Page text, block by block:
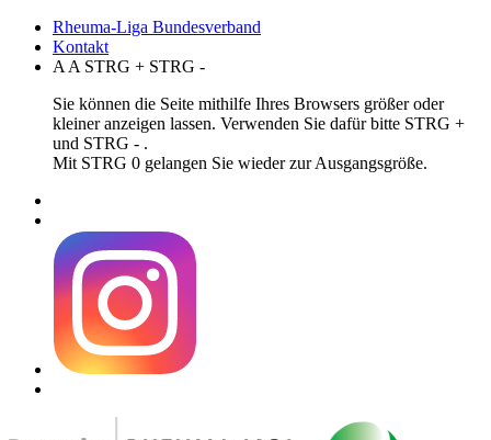
Rheuma-Liga Bundesverband
Kontakt
A A STRG + STRG -
Sie können die Seite mithilfe Ihres Browsers größer oder
kleiner anzeigen lassen. Verwenden Sie dafür bitte STRG +
und STRG - .
Mit STRG 0 gelangen Sie wieder zur Ausgangsgröße.